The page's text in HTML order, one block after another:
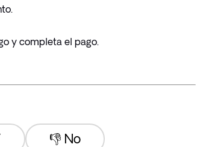
y completa el pago.
👎 No